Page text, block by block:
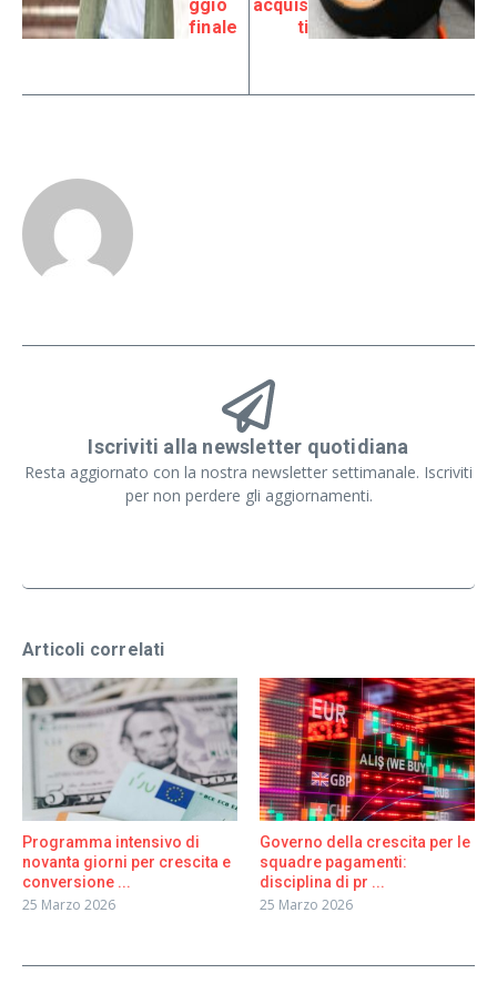
ggio
finale
acquis
ti
Iscriviti alla newsletter quotidiana
Resta aggiornato con la nostra newsletter settimanale. Iscriviti
per non perdere gli aggiornamenti.
Articoli correlati
Programma intensivo di
novanta giorni per crescita e
conversione ...
25 Marzo 2026
Governo della crescita per le
squadre pagamenti:
disciplina di pr ...
25 Marzo 2026